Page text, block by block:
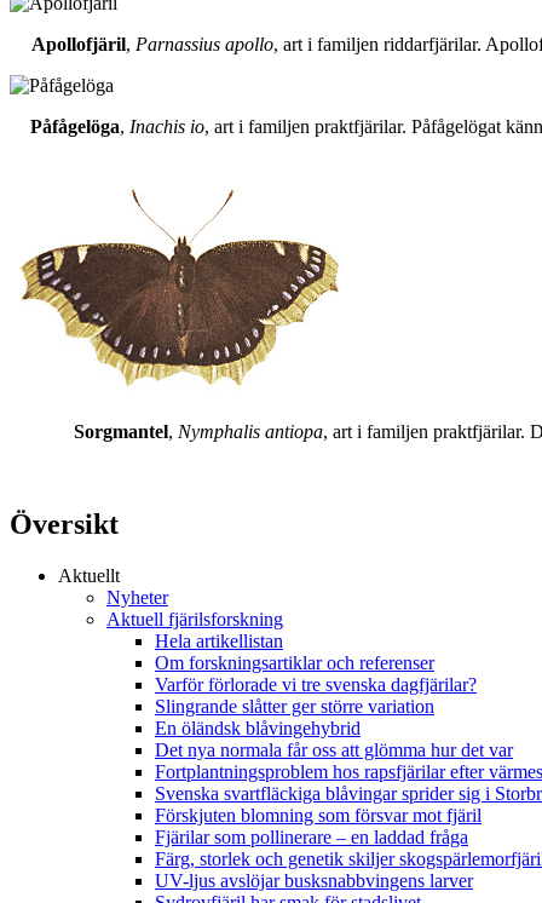
Apollofjäril, Parnassius apollo, art i familjen riddarfjärilar.
Påfågelöga, Inachis io, art i familjen praktfjärilar. Påfågelögat
Sorgmantel, Nymphalis antiopa, art i familjen praktfjärilar.
Översikt
Aktuellt
Nyheter
Aktuell fjärilsforskning
Hela artikellistan
Om forskningsartiklar och referenser
Varför förlorade vi tre svenska dagfjärilar?
Slingrande slåtter ger större variation
En öländsk blåvingehybrid
Det nya normala får oss att glömma hur det var
Fortplantningsproblem hos rapsfjärilar efter
Svenska svartfläckiga blåvingar sprider sig i
Förskjuten blomning som försvar mot fjäril
Fjärilar som pollinerare – en laddad fråga
Färg, storlek och genetik skiljer
UV-ljus avslöjar busksnabbvingens larver